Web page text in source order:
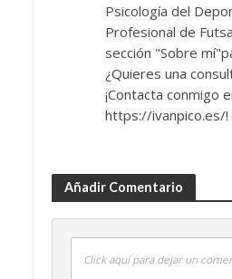
Psicología del
Profesional de
sección "Sobre
¿Quieres una
¡Contacta conmigo
https://ivanpico.es/!
Añadir Comentario
Click aquí para dejar un